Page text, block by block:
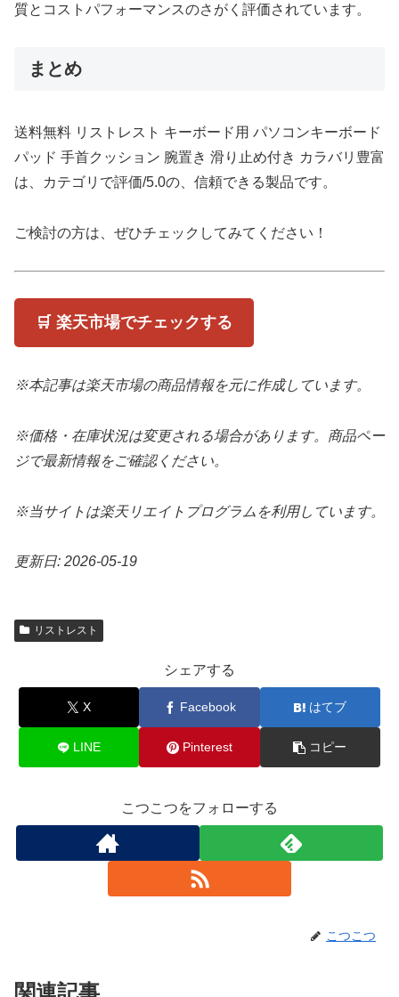
質とコストパフォーマンスのさがく評価されています。
まとめ
送料無料 リストレスト キーボード用 パソコンキーボード
パッド 手首クッション 腕置き 滑り止め付き カラバリ豊富
は、カテゴリで評価/5.0の、信頼できる製品です。
ご検討の方は、ぜひチェックしてみてください！
🛒 楽天市場でチェックする
※本記事は楽天市場の商品情報を元に作成しています。
※価格・在庫状況は変更される場合があります。商品ペー
ジで最新情報をご確認ください。
※当サイトは楽天リエイトプログラムを利用しています。
更新日: 2026-05-19
リストレスト
シェアする
X Facebook はてブ
LINE Pinterest コピー
こつこつをフォローする
こつこつ
関連記事